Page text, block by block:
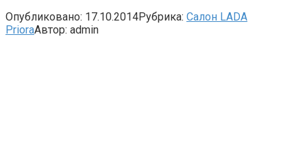
Опубликовано: 17.10.2014Рубрика: Салон LADA
PrioraАвтор: admin